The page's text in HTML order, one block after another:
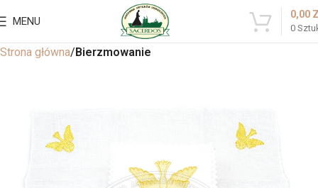
MENU
0
0,00
Strona główna Bierzmowanie